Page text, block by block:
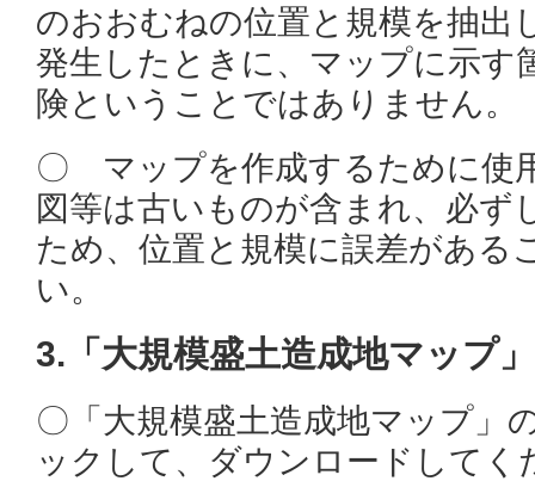
のおおむねの位置と規模を抽出
発生したときに、マップに示す
険ということではありません。
〇 マップを作成するために使
図等は古いものが含まれ、必ず
ため、位置と規模に誤差がある
い。
3.「大規模盛土造成地マップ
〇「大規模盛土造成地マップ」
ックして、ダウンロードしてく